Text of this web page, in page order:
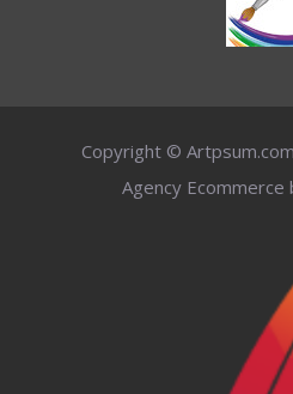
Copyright ©
Agency Ecommerce